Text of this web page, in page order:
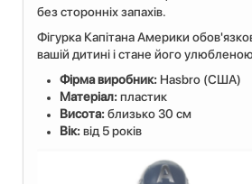
без сторонніх запахів.
Фігурка Капітана Америки
вашій дитині і стане його
Фірма виробник: Hasbro (США)
Матеріал:пластик
Висота:близько 30 см
Вік:від 5 років